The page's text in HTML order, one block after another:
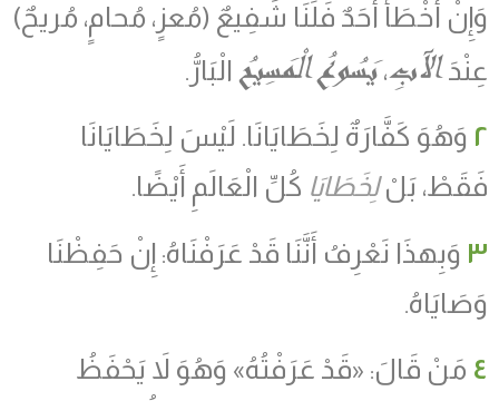
وَإِنْ أَخْطَأَ أَحَدٌ فَلَنَا شَفِيعٌ (مُعزٍ، مُحامٍ، مُريحٌ)
عِنْدَالآبِ،يَسُوعُ الْمَسِيحُ الْبَارُّ.
٢ وَهُوَ كَفَّارَةٌ لِخَطَايَانَا. لَيْسَ لِخَطَايَانَا
فَقَطْ، بَلْلِخَطَايَا كُلِّ الْعَالَمِ أَيْضًا.
٣ وَبِهذَا نَعْرِفُ أَنَّنَا قَدْ عَرَفْنَاهُ: إِنْ حَفِظْنَا
وَصَايَاهُ.
٤ مَنْ قَالَ: «قَدْ عَرَفْتُهُ» وَهُوَ لاَ يَحْفَظُ